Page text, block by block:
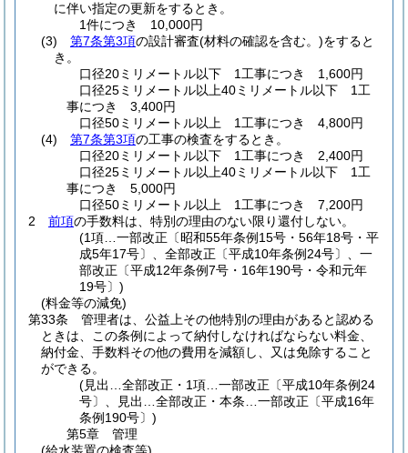
に伴い指定の更新をするとき。
1件につき 10,000円
(3)
第7条第3項の設計審査(材料の確認を含む。)をすると
き。
口径20ミリメートル以下 1工事につき 1,600円
口径25ミリメートル以上40ミリメートル以下 1工
事につき 3,400円
口径50ミリメートル以上 1工事につき 4,800円
(4)
第7条第3項の工事の検査をするとき。
口径20ミリメートル以下 1工事につき 2,400円
口径25ミリメートル以上40ミリメートル以下 1工
事につき 5,000円
口径50ミリメートル以上 1工事につき 7,200円
2
前項の手数料は、特別の理由のない限り還付しない。
(1項…一部改正〔昭和55年条例15号・56年18号・平
成5年17号〕、全部改正〔平成10年条例24号〕、一
部改正〔平成12年条例7号・16年190号・令和元年
19号〕)
(料金等の減免)
第33条
管理者は、公益上その他特別の理由があると認める
ときは、この条例によって納付しなければならない料金、
納付金、手数料その他の費用を減額し、又は免除すること
ができる。
(見出…全部改正・1項…一部改正〔平成10年条例24
号〕、見出…全部改正・本条…一部改正〔平成16年
条例190号〕)
第5章
管理